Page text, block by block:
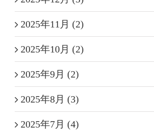
2025年11月 (2)
2025年10月 (2)
2025年9月 (2)
2025年8月 (3)
2025年7月 (4)